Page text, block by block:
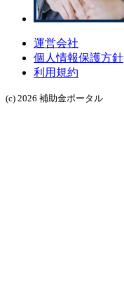
運営会社
個人情報保護方針
利用規約
(c) 2026 補助金ポータル